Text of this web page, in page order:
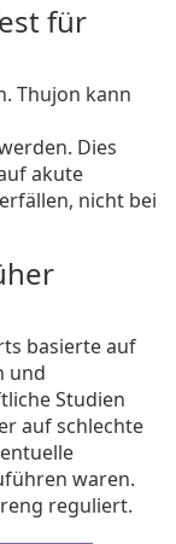
für
Thujon kann
Dies
akute
nicht bei
basierte auf
und
Studien
auf schlechte
waren.
reguliert.